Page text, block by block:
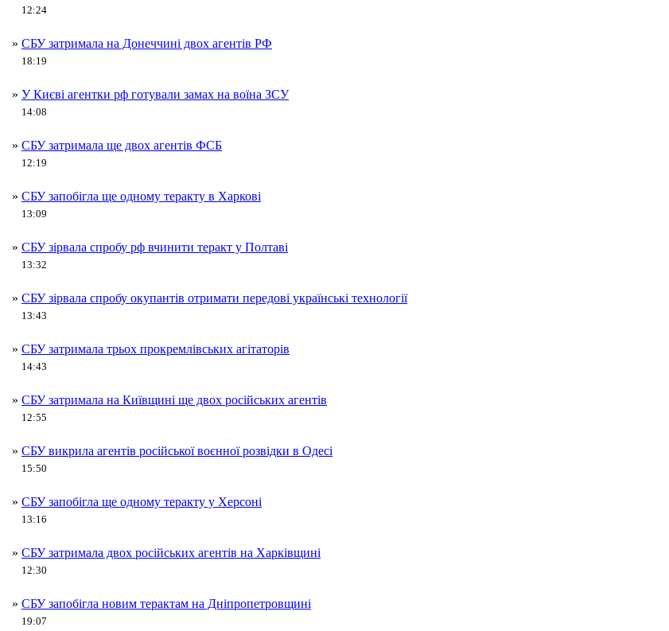
12:24
» СБУ затримала на Донеччині двох агентів РФ
18:19
» У Києві агентки рф готували замах на воїна ЗСУ
14:08
» СБУ затримала ще двох агентів ФСБ
12:19
» СБУ запобігла ще одному теракту в Харкові
13:09
» СБУ зірвала спробу рф вчинити теракт у Полтаві
13:32
» СБУ зірвала спробу окупантів отримати передові українські технології
13:43
» СБУ затримала трьох прокремлівських агітаторів
14:43
» СБУ затримала на Київщині ще двох російських агентів
12:55
» СБУ викрила агентів російської воєнної розвідки в Одесі
15:50
» СБУ запобігла ще одному теракту у Херсоні
13:16
» СБУ затримала двох російських агентів на Харківщині
12:30
» СБУ запобігла новим терактам на Дніпропетровщині
19:07